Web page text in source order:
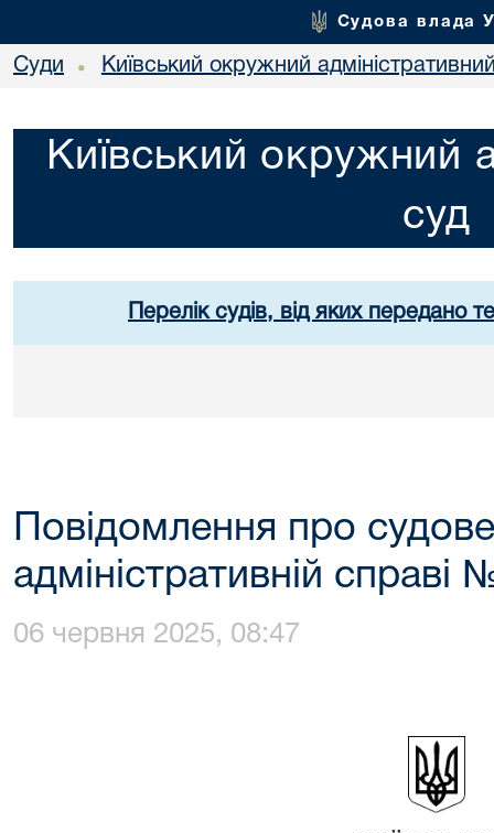
Судова влада
Суди • Київський окружний
Київський окружний
суд
Перелік судів, від яких передано
Повідомлення про
адміністративній
06 червня 2025, 08:47